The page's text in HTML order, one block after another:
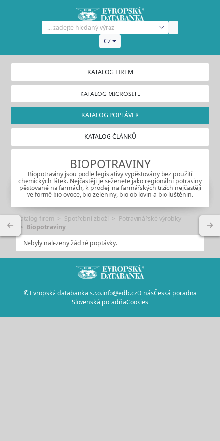
CZ
KATALOG FIREM
KATALOG MICROSITE
KATALOG POPTÁVEK
KATALOG ČLÁNKŮ
BIOPOTRAVINY
Biopotraviny jsou podle legislativy vypěstovány bez použití
chemických látek. Nejčastěji je seženete jako regionální potraviny
pěstované na farmách, k prodeji na farmářských trzích nejčastěji
ve formě bio ovoce, bio zeleniny, bio obilovin a bio luštěnin.
Katalog firem Spotřební zboží
Potravinářské výrobky
Biopotraviny
Nebyly nalezeny žádné poptávky.
© Evropská databanka s.r.o.info@edb.czO násČeská poradna
Slovenská poradňaCookies